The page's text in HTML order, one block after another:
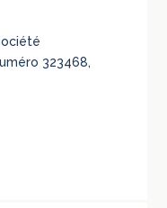
323468,